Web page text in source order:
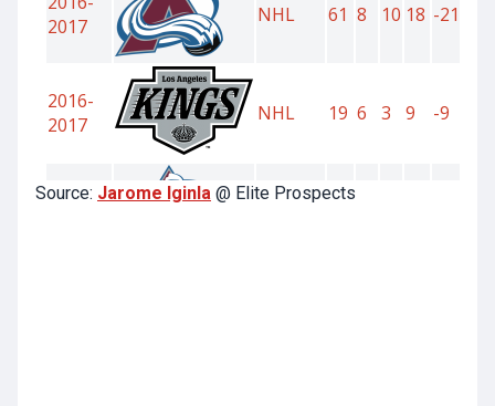
Source: Jarome Iginla @ Elite Prospects